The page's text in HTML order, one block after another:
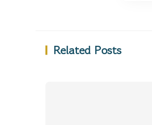
Related Posts